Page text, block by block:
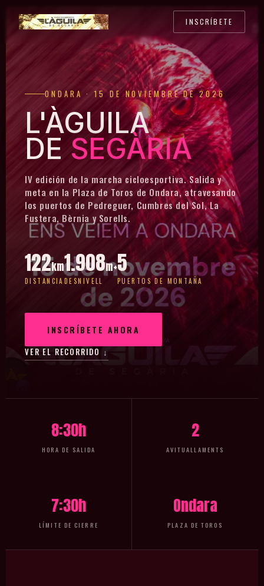
INSCRÍBETE
ONDARA · 15 DE NOVIEMBRE DE 2026
L'ÀGUILA
DESEGÀRIA
IV edición de la marcha cicloesportiva. Salida y
meta en la Plaza de Toros de Ondara, atravesando
los puertos de Pedreguer, Cumbres del Sol, La
Fustera, Bèrnia y Sorells.
122km
DISTANCIA
1.908m+
DESNIVELL
5
PUERTOS DE MONTAÑA
INSCRÍBETE AHORA
VER EL RECORRIDO ↓
8:30h
HORA DE SALIDA
2
AVITUALLAMENTS
7:30h
LÍMITE DE CIERRE
Ondara
PLAZA DE TOROS